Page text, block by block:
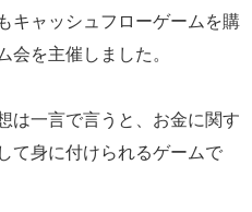
キャッシュフローゲームを購
会を主催しました。
は一言で言うと、お金に関す
て身に付けられるゲームで